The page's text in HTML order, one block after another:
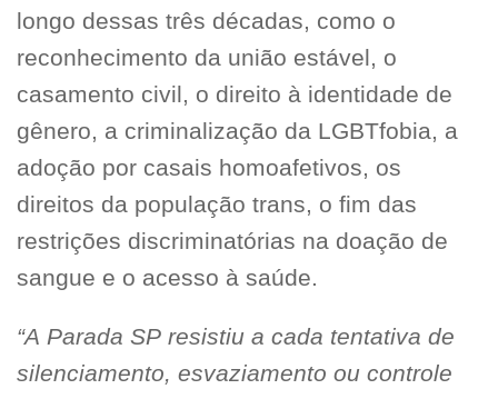
longo dessas três décadas, como o
reconhecimento da união estável, o
casamento civil, o direito à identidade de
gênero, a criminalização da LGBTfobia, a
adoção por casais homoafetivos, os
direitos da população trans, o fim das
restrições discriminatórias na doação de
sangue e o acesso à saúde.
“A Parada SP resistiu a cada tentativa de
silenciamento, esvaziamento ou controle